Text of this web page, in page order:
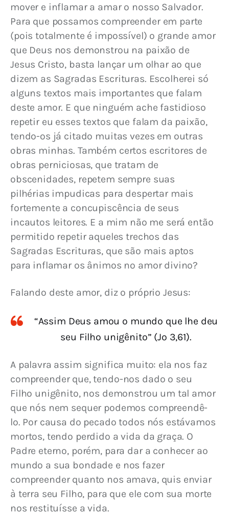
mover e inflamar a amar o nosso Salvador.
Para que possamos compreender em parte
(pois totalmente é impossível) o grande amor
que Deus nos demonstrou na paixão de
Jesus Cristo, basta lançar um olhar ao que
dizem as Sagradas Escrituras. Escolherei só
alguns textos mais importantes que falam
deste amor. E que ninguém ache fastidioso
repetir eu esses textos que falam da paixão,
tendo-os já citado muitas vezes em outras
obras minhas. Também certos escritores de
obras perniciosas, que tratam de
obscenidades, repetem sempre suas
pilhérias impudicas para despertar mais
fortemente a concupiscência de seus
incautos leitores. E a mim não me será então
permitido repetir aqueles trechos das
Sagradas Escrituras, que são mais aptos
para inflamar os ânimos no amor divino?
Falando deste amor, diz o próprio Jesus:
“Assim Deus amou o mundo que lhe deu
seu Filho unigênito” (Jo 3,61).
A palavra assim significa muito: ela nos faz
compreender que, tendo-nos dado o seu
Filho unigênito, nos demonstrou um tal amor
que nós nem sequer podemos compreendê-
lo. Por causa do pecado todos nós estávamos
mortos, tendo perdido a vida da graça. O
Padre eterno, porém, para dar a conhecer ao
mundo a sua bondade e nos fazer
compreender quanto nos amava, quis enviar
à terra seu Filho, para que ele com sua morte
nos restituísse a vida.